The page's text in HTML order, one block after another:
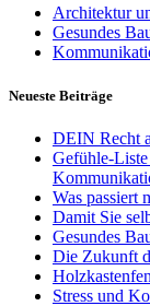
Architektur
Gesundes
Neueste Beiträge
DEIN Recht
Gefühle-Liste
Was passiert
Damit Sie
Gesundes
Die Zukunft
Stress und